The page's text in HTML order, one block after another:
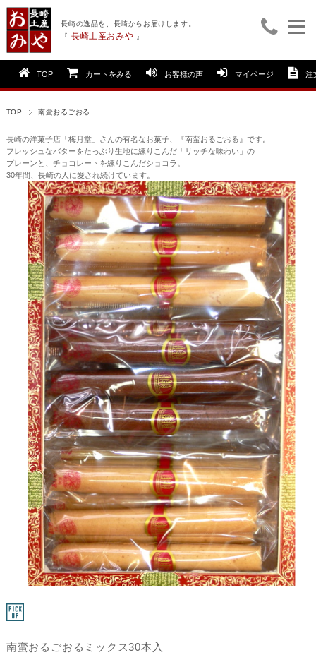
長崎の逸品を、長崎からお届けします。
『 長崎土産おみや 』
TOP カートをみる お客様の声 マイページ 注
TOP 南蛮おるごおる
長崎の洋菓子店「梅月堂」さんの有名なお菓子、『南蛮おるごおる』です。
フレッシュなバターをたっぶり生地に練りこんだ「リッチな味わい」の
プレーンと、チョコレートを練りこんだショコラ。
30年間、長崎の人に愛され続けています。
南蛮おるごおるミックス30本入